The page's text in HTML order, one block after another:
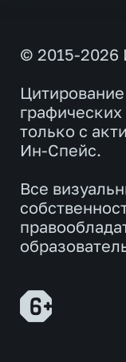
© 2015-2026
только с
Ин-Спейс.
Все